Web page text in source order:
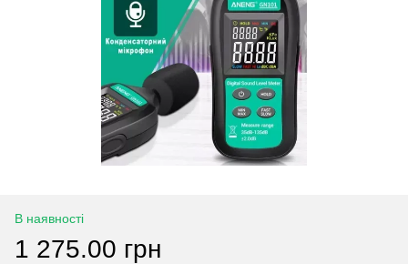
В наявності
1 275.00 грн